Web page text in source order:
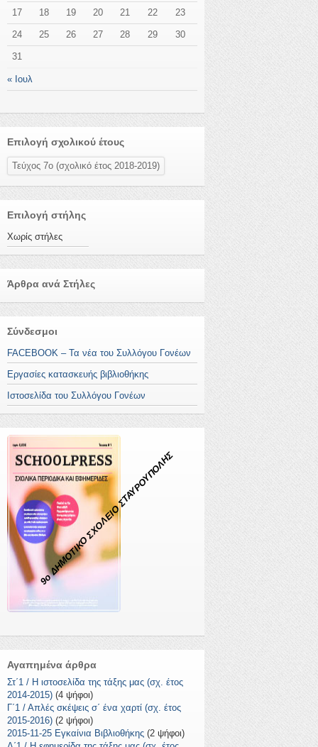
« Ιουλ
17 18 19 20 21 22 23
24 25 26 27 28 29 30
31
Επιλογή σχολικού έτους
Τεύχος 7ο (σχολικό έτος 2018-2019)
Επιλογή στήλης
Χωρίς στήλες
Άρθρα ανά Στήλες
Σύνδεσμοι
FACEBOOK – Τα νέα του Συλλόγου Γονέων
Εργασίες κατασκευής βιβλιοθήκης
Ιστοσελίδα του Συλλόγου Γονέων
9ο ΔΗΜΟΤΙΚΟ ΣΧΟΛΕΙΟ ΣΤΑΥΡΟΥΠΟΛΗΣ
Αγαπημένα άρθρα
Στ΄1 / Η ιστοσελίδα της τάξης μας (σχ. έτος
2014-2015) (4 ψήφοι)
Γ΄1 / Απλές σκέψεις σ΄ ένα χαρτί (σχ. έτος
2015-2016) (2 ψήφοι)
2015-11-25 Εγκαίνια Βιβλιοθήκης (2 ψήφοι)